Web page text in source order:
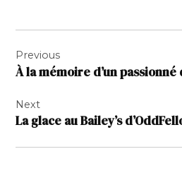
de
l’article
Previous
À la mémoire d’un
Next
La glace au Bailey’s